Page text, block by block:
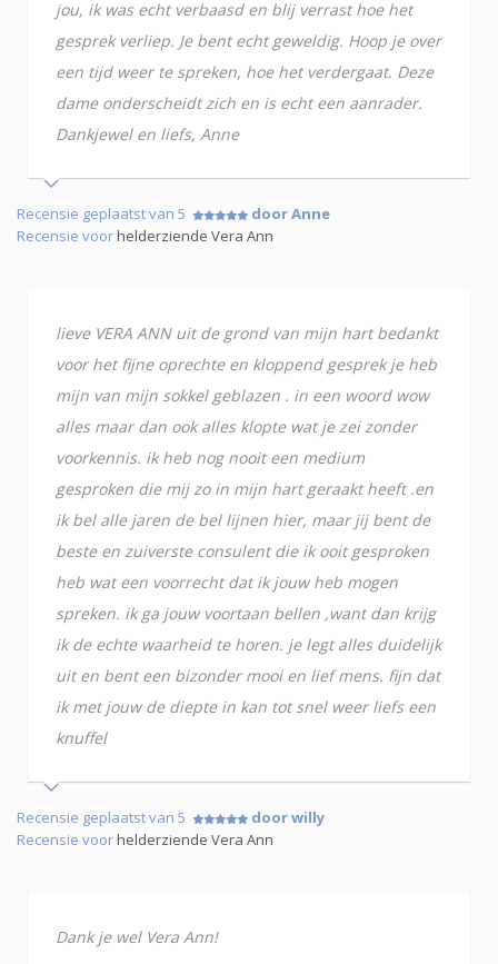
jou, ik was echt verbaasd en blij verrast hoe het
gesprek verliep. Je bent echt geweldig. Hoop je over
een tijd weer te spreken, hoe het verdergaat. Deze
dame onderscheidt zich en is echt een aanrader.
Dankjewel en liefs, Anne
Recensie geplaatst van 5
door Anne
Recensie voorhelderziende Vera Ann
lieve VERA ANN uit de grond van mijn hart bedankt
voor het fijne oprechte en kloppend gesprek je heb
mijn van mijn sokkel geblazen . in een woord wow
alles maar dan ook alles klopte wat je zei zonder
voorkennis. ik heb nog nooit een medium
gesproken die mij zo in mijn hart geraakt heeft .en
ik bel alle jaren de bel lijnen hier, maar jij bent de
beste en zuiverste consulent die ik ooit gesproken
heb wat een voorrecht dat ik jouw heb mogen
spreken. ik ga jouw voortaan bellen ,want dan krijg
ik de echte waarheid te horen. je legt alles duidelijk
uit en bent een bizonder mooi en lief mens. fijn dat
ik met jouw de diepte in kan tot snel weer liefs een
knuffel
Recensie geplaatst van 5
door willy
Recensie voorhelderziende Vera Ann
Dank je wel Vera Ann!